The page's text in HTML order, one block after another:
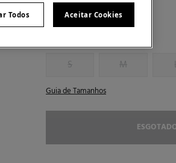
S
M
Guia de Tamanhos
Todos Aceitar Cookies